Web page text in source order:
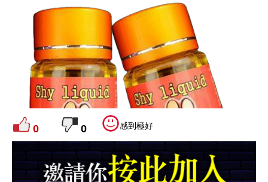
0 0 感到極好